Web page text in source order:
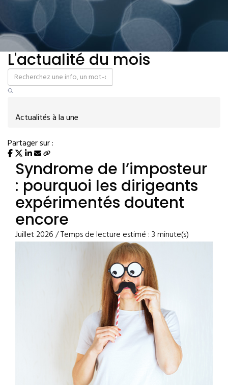
L'actualité du mois
Actualités à la une
Partager sur :
Syndrome de l’imposteur
: pourquoi les dirigeants
expérimentés doutent
encore
Juillet 2026 / Temps de lecture estimé : 3 minute(s)